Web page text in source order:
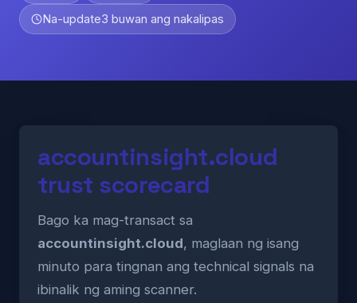
Na-update3 buwan ang nakalipas
accountinsight.cloud
trust scorecard
Bago ka mag-transact sa
accountinsight.cloud, maglaan ng isang
minuto para tingnan ang technical signals na
ibinalik ng aming scanner.